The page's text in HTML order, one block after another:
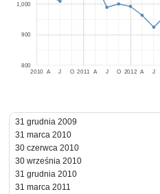
2010 2011 2012
A J O A J O A J
800
900
1,000
31 grudnia 2009
31 marca 2010
30 czerwca 2010
30 września 2010
31 grudnia 2010
31 marca 2011